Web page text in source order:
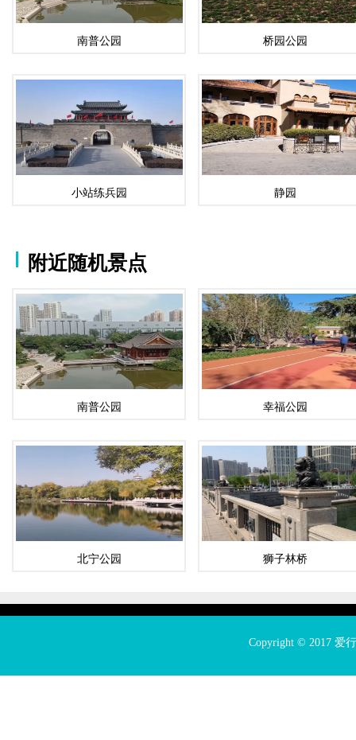
南普公园 桥园公园
小站练兵园 静园
附近随机景点
南普公园 幸福公园
北宁公园 狮子林桥
Copyright © 2017 爱